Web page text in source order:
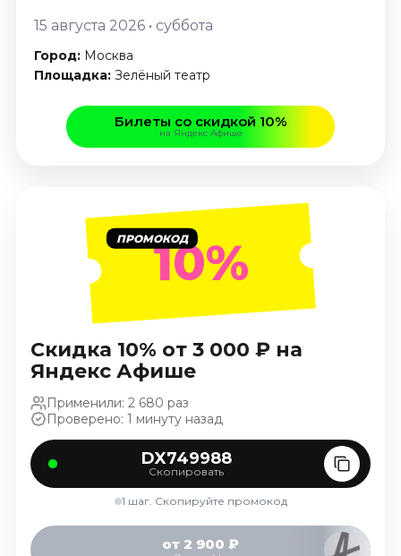
Август 2026
Октябрь 2026
Ноябрь 2026
Август 2026
Сентябрь 2026
Октябрь 2026
Декабрь 2026
Январь 2027
Экскурсии
Октябрь 2026
Спорт
Август 2026
Сентябрь 2026
Октябрь 2026
15 августа 2026 • суббота
Город: Москва
Площадка: Зелёный театр
Билеты со скидкой 10%
на Яндекс Афише
ПРОМОКОД10%
Скидка 10% от 3 000 ₽ на
Яндекс Афише
Применили: 2 680 раз
Проверено: 1 минуту назад
DX749988
Скопировать
1 шаг. Скопируйте промокод
от 2 900 ₽